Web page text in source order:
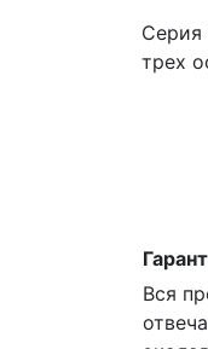
Серия
трех
Вся